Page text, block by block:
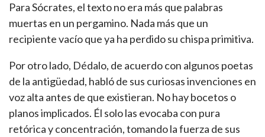
Para Sócrates, el texto no era más que palabras
muertas en un pergamino. Nada más que un
recipiente vacío que ya ha perdido su chispa primitiva.
Por otro lado, Dédalo, de acuerdo con algunos poetas
de la antigüedad, habló de sus curiosas invenciones en
voz alta antes de que existieran. No hay bocetos o
planos implicados. Él solo las evocaba con pura
retórica y concentración, tomando la fuerza de sus